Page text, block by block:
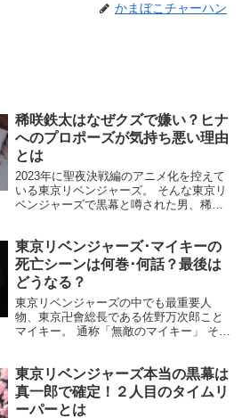
かまぼこチャーハン
稀咲鉄太はなぜクズで嫌い？ヒナ
へのプロポーズが気持ち悪い理由
とは
2023年に聖夜決戦編のアニメ化を控えて
いる東京リベンジャーズ。 そんな東京リ
ベンジャーズで黒幕と噂された男、稀咲
なるのが何故嫌われているのか？気持ち
悪い理由につい...
東京リベンジャーズ･マイキーの
死亡シーンは何巻･何話？最後は
どうなる？
東京リベンジャーズの中でも最重要人
物、東京卍會総長である佐野万次郎こと
マイキー。 通称「無敵のマイキー」 そん
としたら、どんなシーンや状況だったの
か気になりますよね。...
東京リベンジャーズ本当の黒幕は
真一郎で確定！２人目のタイムリ
ーパーとは